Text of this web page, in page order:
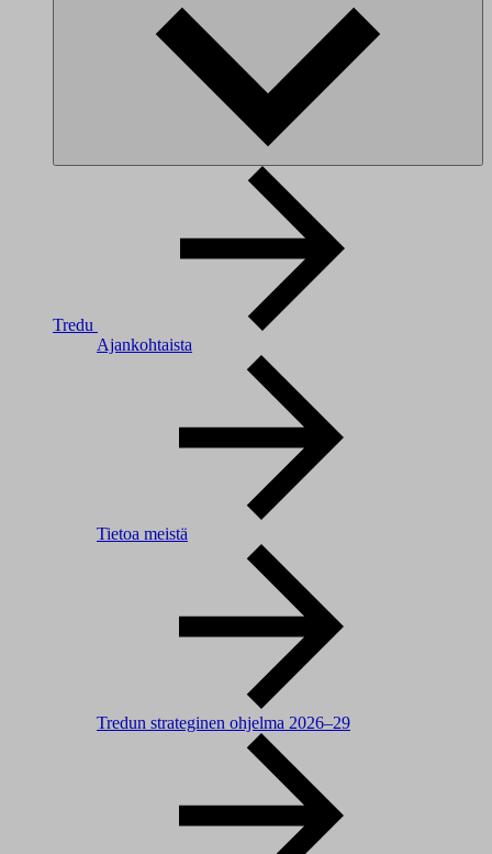
Tredu
Ajankohtaista
Tietoa meistä
Tredun strateginen ohjelma 2026–29